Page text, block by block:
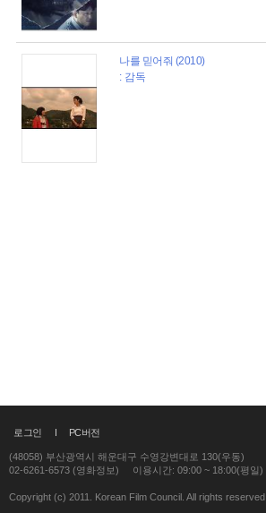
나를 믿어줘 (2010)
: 감독
로그인 PC버전
(48058) 부산광역시 해운대구 수영강변대로 130(우동)
02-6261-6573 (영화정보)
이용시간: 09:00 ~ 18:00(평일)
Copyright (c) 2011. Korean Film Council. All rights reserved.